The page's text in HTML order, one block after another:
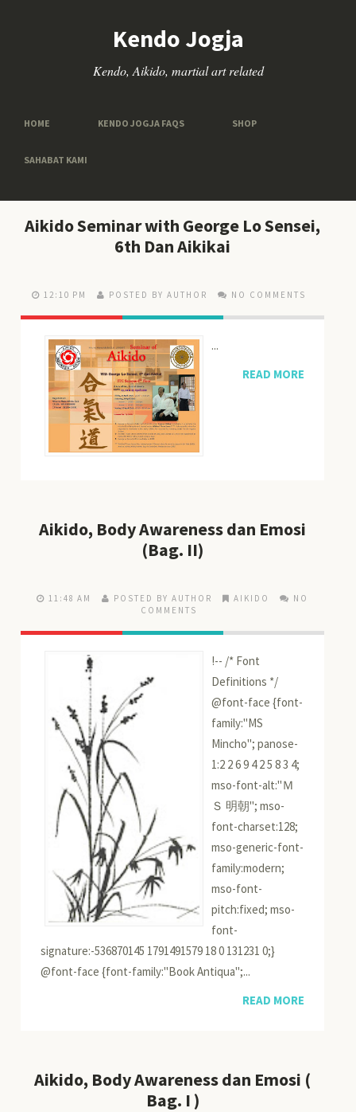
Kendo Jogja
Kendo, Aikido, martial art related
HOME KENDO JOGJA FAQS SHOP
SAHABAT KAMI
Aikido Seminar with George Lo Sensei,
6th Dan Aikikai
12:10 PM POSTED BY AUTHOR NO COMMENTS
...
READ MORE
Aikido, Body Awareness dan Emosi
(Bag. II)
11:48 AM POSTED BY AUTHOR AIKIDO
NO
COMMENTS
!-- /* Font
Definitions */
@font-face {font-
family:"MS
Mincho"; panose-
1:2 2 6 9 4 2 5 8 3 4;
mso-font-alt:"Ｍ
Ｓ 明朝"; mso-
font-charset:128;
mso-generic-font-
family:modern;
mso-font-
pitch:fixed; mso-
font-
signature:-536870145 1791491579 18 0 131231 0;}
@font-face {font-family:"Book Antiqua";...
READ MORE
Aikido, Body Awareness dan Emosi (
Bag. I )